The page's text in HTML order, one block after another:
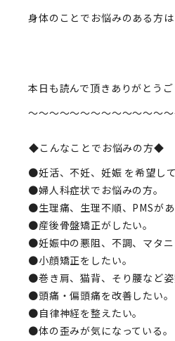
身体のことでお悩みのある方
本日も読んで頂きありがとう
〜〜〜〜〜〜〜〜〜〜〜〜〜
◆こんなことでお悩みの方◆
●妊活、不妊、妊娠 を希望して
●婦人科症状でお悩みの方。
●生理痛、生理不順、PMSがあ
●産後骨盤矯正がしたい。
●妊娠中の悪阻、不調、マタニ
●小顔矯正をしたい。
●巻き肩、猫背、そり腰など姿
●頭痛・偏頭痛を改善したい。
●自律神経を整えたい。
●体の歪みが気になっている。